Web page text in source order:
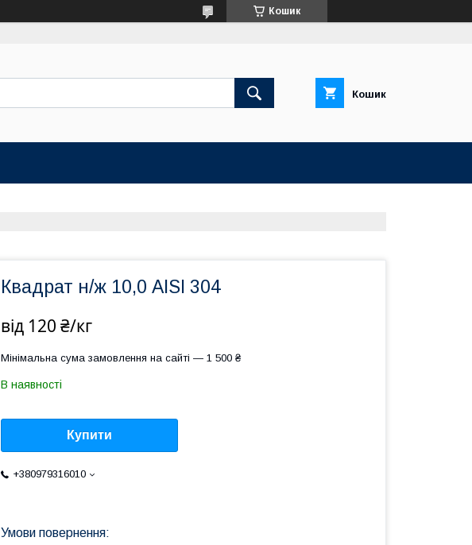
Кошик
Кошик
Квадрат н/ж 10,0 AISI 304
від 120 ₴/кг
Мінімальна сума замовлення на сайті — 1 500 ₴
В наявності
Купити
+380979316010